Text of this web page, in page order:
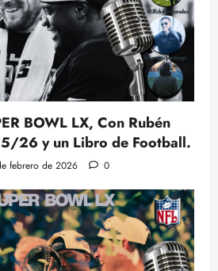
BOWL LX, Con Rubén
26 y un Libro de Football.
febrero de 2026 0